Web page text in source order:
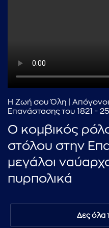
Η Ζωή σου Όλη |
Επανάστασης του 1821 -
Ο κομβικός
στόλου στην
μεγάλοι
πυρπολικά
Δες όλα